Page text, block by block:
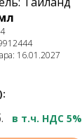
16.01.2027
в т.ч. НДС 5%